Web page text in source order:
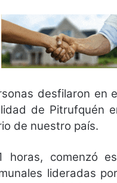
desfilaron en
de Pitrufquén
de nuestro país.
horas, comenzó
lideradas